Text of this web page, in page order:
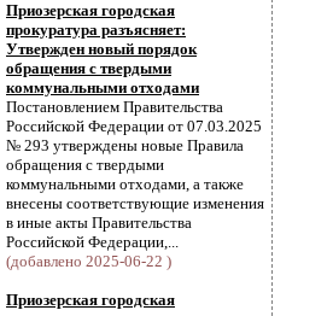
Приозерская городская
прокуратура разъясняет:
Утвержден новый порядок
обращения с твердыми
коммунальными отходами
Постановлением Правительства
Российской Федерации от 07.03.2025
№ 293 утверждены новые Правила
обращения с твердыми
коммунальными отходами, а также
внесены соответствующие изменения
в иные акты Правительства
Российской Федерации,...
(добавлено 2025-06-22 )
Приозерская городская